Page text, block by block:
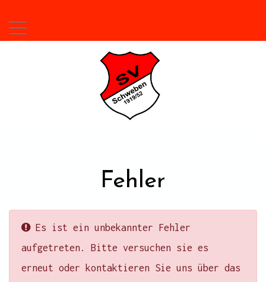
Fehler
Es ist ein unbekannter Fehler
aufgetreten. Bitte versuchen sie es
erneut oder kontaktieren Sie uns über das